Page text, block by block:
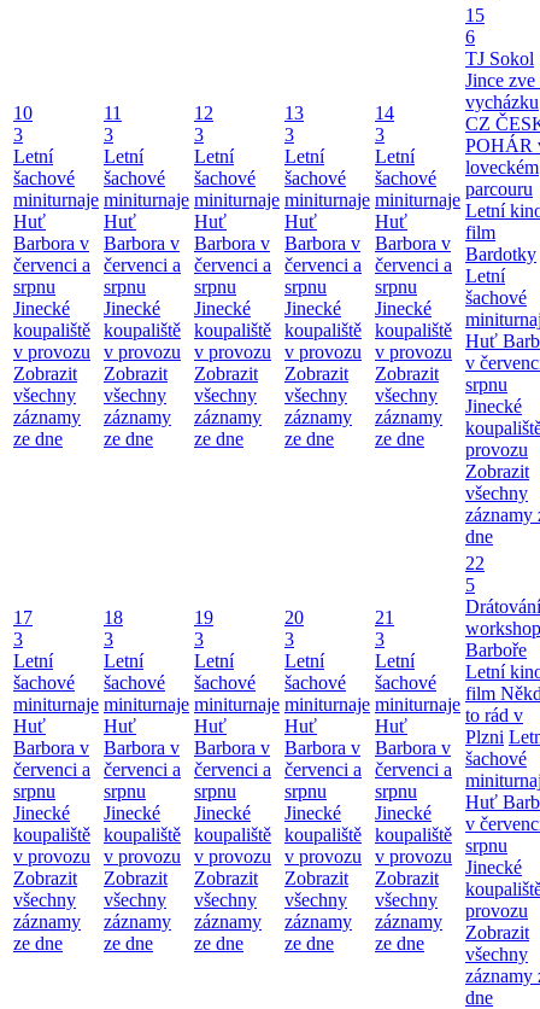
10
3
Letní
šachové
miniturnaje
Huť
Barbora v
červenci a
srpnu
Jinecké
koupaliště
v provozu
Zobrazit
všechny
záznamy
ze dne
11
3
Letní
šachové
miniturnaje
Huť
Barbora v
červenci a
srpnu
Jinecké
koupaliště
v provozu
Zobrazit
všechny
záznamy
ze dne
12
3
Letní
šachové
miniturnaje
Huť
Barbora v
červenci a
srpnu
Jinecké
koupaliště
v provozu
Zobrazit
všechny
záznamy
ze dne
13
3
Letní
šachové
miniturnaje
Huť
Barbora v
červenci a
srpnu
Jinecké
koupaliště
v provozu
Zobrazit
všechny
záznamy
ze dne
14
3
Letní
šachové
miniturnaje
Huť
Barbora v
červenci a
srpnu
Jinecké
koupaliště
v provozu
Zobrazit
všechny
záznamy
ze dne
15
6
TJ Sokol
Jince zve
vycházku
CZ
POHÁR
loveckém
parcouru
Letní
film
Bardotky
Letní
šachové
Huť
v
srpnu
Jinecké
provozu
Zobrazit
všechny
záznamy
dne
17
3
Letní
šachové
miniturnaje
Huť
Barbora v
červenci a
srpnu
Jinecké
koupaliště
v provozu
Zobrazit
všechny
záznamy
ze dne
18
3
Letní
šachové
miniturnaje
Huť
Barbora v
červenci a
srpnu
Jinecké
koupaliště
v provozu
Zobrazit
všechny
záznamy
ze dne
19
3
Letní
šachové
miniturnaje
Huť
Barbora v
červenci a
srpnu
Jinecké
koupaliště
v provozu
Zobrazit
všechny
záznamy
ze dne
20
3
Letní
šachové
miniturnaje
Huť
Barbora v
červenci a
srpnu
Jinecké
koupaliště
v provozu
Zobrazit
všechny
záznamy
ze dne
21
3
Letní
šachové
miniturnaje
Huť
Barbora v
červenci a
srpnu
Jinecké
koupaliště
v provozu
Zobrazit
všechny
záznamy
ze dne
22
5
Barboře
Letní
film
to rád v
Plzni
šachové
Huť
v
srpnu
Jinecké
provozu
Zobrazit
všechny
záznamy
dne